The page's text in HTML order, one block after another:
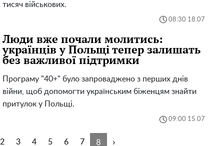
тисяч військових.
08:30 18.07
Люди вже почали молитись:
українців у Польщі тепер залишать
без важливої ​​підтримки
Програму "40+" було запроваджено з перших днів
війни, щоб допомогти українським біженцям знайти
притулок у Польщі.
09:00 15.07
2 3 4 5 6 7 8 ›